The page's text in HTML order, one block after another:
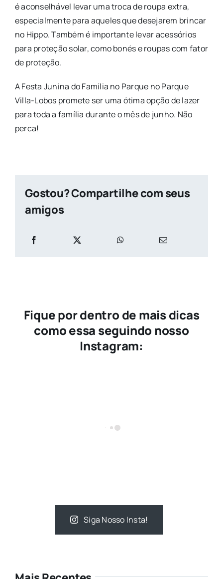
é aconselhável levar uma troca de roupa extra,
especialmente para aqueles que desejarem brincar
no Hippo. Também é importante levar acessórios
para proteção solar, como bonés e roupas com fator
de proteção.
A Festa Junina do Família no Parque no Parque
Villa-Lobos promete ser uma ótima opção de lazer
para toda a família durante o mês de junho. Não
perca!
Gostou? Compartilhe com seus
amigos
Fique por dentro de mais dicas
como essa seguindo nosso
Instagram:
Siga Nosso Insta!